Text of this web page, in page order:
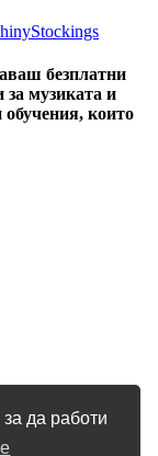
да работи
безплатни
за музиката и
които